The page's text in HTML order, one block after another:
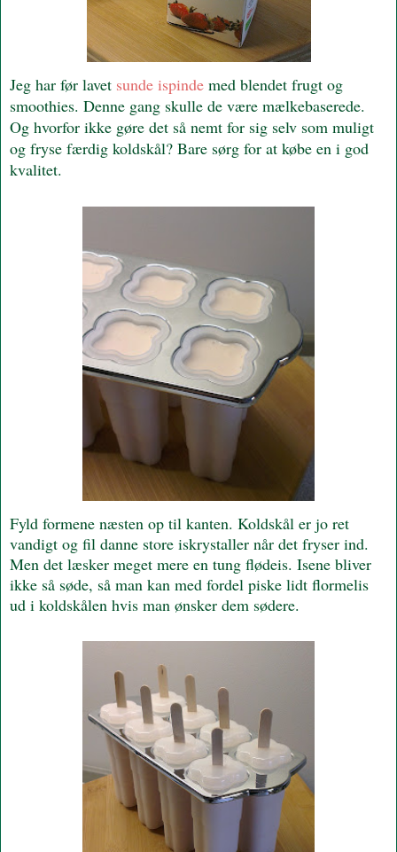
Jeg har før lavet sunde ispinde med blendet frugt og
smoothies. Denne gang skulle de være mælkebaserede.
Og hvorfor ikke gøre det så nemt for sig selv som muligt
og fryse færdig koldskål? Bare sørg for at købe en i god
kvalitet.
Fyld formene næsten op til kanten. Koldskål er jo ret
vandigt og fil danne store iskrystaller når det fryser ind.
Men det læsker meget mere en tung flødeis. Isene bliver
ikke så søde, så man kan med fordel piske lidt flormelis
ud i koldskålen hvis man ønsker dem sødere.